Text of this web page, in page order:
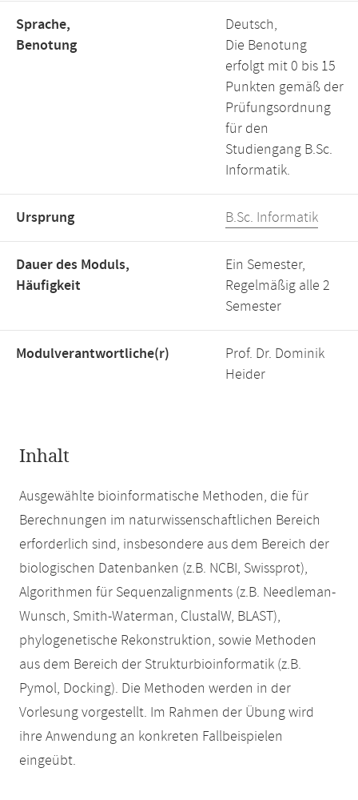
Sprache,
Benotung
Deutsch,
Die Benotung
erfolgt mit 0 bis 15
Punkten gemäß der
Prüfungsordnung
für den
Studiengang B.Sc.
Informatik.
Ursprung B.Sc. Informatik
Dauer des Moduls,
Häufigkeit
Ein Semester,
Regelmäßig alle 2
Semester
Modulverantwortliche(r)
Prof. Dr. Dominik
Heider
Inhalt
Ausgewählte bioinformatische Methoden, die für
Berechnungen im naturwissenschaftlichen Bereich
erforderlich sind, insbesondere aus dem Bereich der
biologischen Datenbanken (z.B. NCBI, Swissprot),
Algorithmen für Sequenzalignments (z.B. Needleman-
Wunsch, Smith-Waterman, ClustalW, BLAST),
phylogenetische Rekonstruktion, sowie Methoden
aus dem Bereich der Strukturbioinformatik (z.B.
Pymol, Docking). Die Methoden werden in der
Vorlesung vorgestellt. Im Rahmen der Übung wird
ihre Anwendung an konkreten Fallbeispielen
eingeübt.